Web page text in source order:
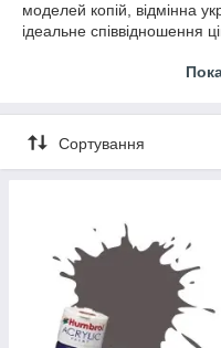
моделей копій, відмінна
ідеальне співвідношення
обов'язково, під
Сортування